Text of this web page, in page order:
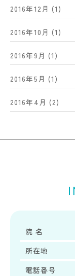
2016年12月 (1)
2016年10月 (1)
2016年9月 (1)
2016年5月 (1)
2016年4月 (2)
院 名
所在地
電話番号